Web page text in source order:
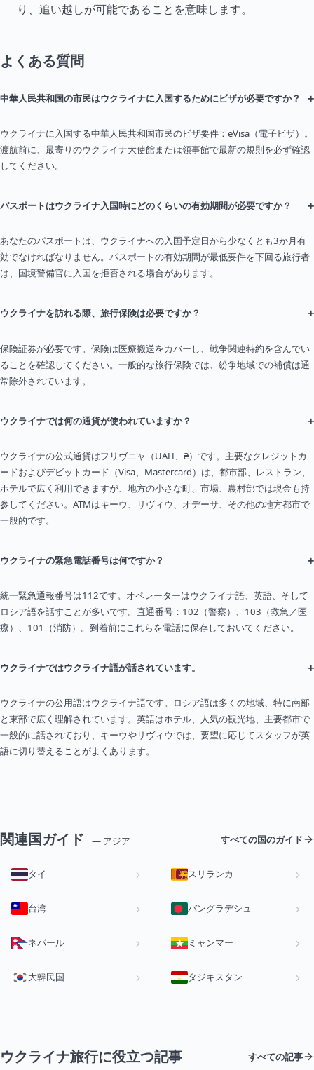
り、追い越しが可能であることを意味します。
よくある質問
中華人民共和国の市民はウクライナに入国するためにビザが必要ですか？ +
ウクライナに入国する中華人民共和国市民のビザ要件：eVisa（電子ビザ）。
渡航前に、最寄りのウクライナ大使館または領事館で最新の規則を必ず確認
してください。
パスポートはウクライナ入国時にどのくらいの有効期間が必要ですか？ +
あなたのパスポートは、ウクライナへの入国予定日から少なくとも3か月有
効でなければなりません。パスポートの有効期間が最低要件を下回る旅行者
は、国境警備官に入国を拒否される場合があります。
ウクライナを訪れる際、旅行保険は必要ですか？ +
保険証券が必要です。保険は医療搬送をカバーし、戦争関連特約を含んでい
ることを確認してください。一般的な旅行保険では、紛争地域での補償は通
常除外されています。
ウクライナでは何の通貨が使われていますか？ +
ウクライナの公式通貨はフリヴニャ（UAH、₴）です。主要なクレジットカ
ードおよびデビットカード（Visa、Mastercard）は、都市部、レストラン、
ホテルで広く利用できますが、地方の小さな町、市場、農村部では現金も持
参してください。ATMはキーウ、リヴィウ、オデーサ、その他の地方都市で
一般的です。
ウクライナの緊急電話番号は何ですか？ +
統一緊急通報番号は112です。オペレーターはウクライナ語、英語、そして
ロシア語を話すことが多いです。直通番号：102（警察）、103（救急／医
療）、101（消防）。到着前にこれらを電話に保存しておいてください。
ウクライナではウクライナ語が話されています。 +
ウクライナの公用語はウクライナ語です。ロシア語は多くの地域、特に南部
と東部で広く理解されています。英語はホテル、人気の観光地、主要都市で
一般的に話されており、キーウやリヴィウでは、要望に応じてスタッフが英
語に切り替えることがよくあります。
関連国ガイド — アジア すべての国のガイド
タイ スリランカ
台湾 バングラデシュ
ネパール ミャンマー
大韓民国 タジキスタン
ウクライナ旅行に役立つ記事 すべての記事